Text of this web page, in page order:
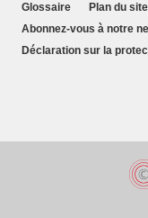
Glossaire Plan du site
Abonnez-vous à notre
Déclaration sur la